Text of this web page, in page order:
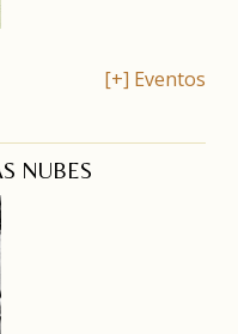
[+] Eventos
NUBES